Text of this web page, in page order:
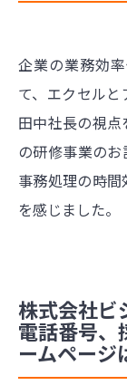
企業の業務効
て、エクセル
田中社長の視
の研修事業の
事務処理の時
を感じました。
株式会社ビ
電話番号、
ームペー